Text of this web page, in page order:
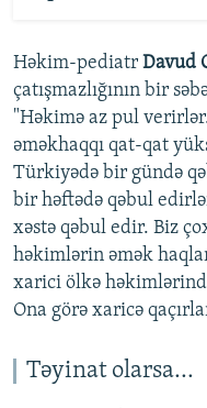
Həkim-pediatr Davud
çatışmazlığının bir
"Həkimə az pul
əməkhaqqı qat-qat
Türkiyədə bir gündə
bir həftədə qəbul
xəstə qəbul edir. Biz
həkimlərin əmək
xarici ölkə
Ona görə xaricə
Təyinat olarsa...